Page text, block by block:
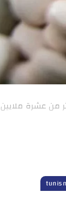
من عشرة ملايين